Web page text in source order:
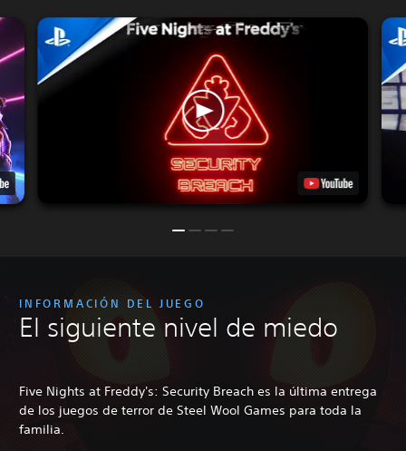
INFORMACIÓN DEL JUEGO
El siguiente nivel de miedo
Five Nights at Freddy's: Security Breach es la última entrega
de los juegos de terror de Steel Wool Games para toda la
familia.